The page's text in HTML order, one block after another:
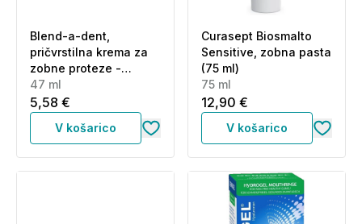
Blend-a-dent,
pričvrstilna krema za
zobne proteze -
nevtral (47 ml)
47 ml
5,58 €
V košarico
Curasept Biosmalto
Sensitive, zobna pasta
(75 ml)
75 ml
12,90 €
V košarico